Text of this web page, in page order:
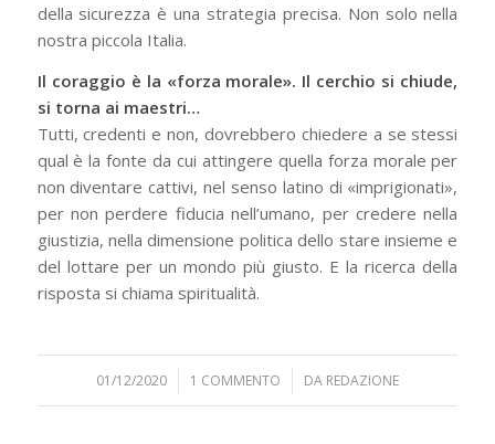
della sicurezza è una strategia precisa. Non solo nella
nostra piccola Italia.
Il coraggio è la «forza morale». Il cerchio si chiude,
si torna ai maestri…
Tutti, credenti e non, dovrebbero chiedere a se stessi
qual è la fonte da cui attingere quella forza morale per
non diventare cattivi, nel senso latino di «imprigionati»,
per non perdere fiducia nell’umano, per credere nella
giustizia, nella dimensione politica dello stare insieme e
del lottare per un mondo più giusto. E la ricerca della
risposta si chiama spiritualità.
01/12/2020
/ 1 COMMENTO
/ DA REDAZIONE